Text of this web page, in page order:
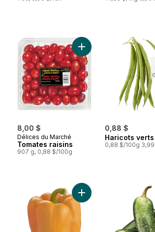
8,00 $
Délices du Marché
Tomates raisins
907 g, 0,88 $/100g
Ajouter Tomates
0,88 $
Haricots verts
0,88 $/100g 3,99
Ajouter Poivron